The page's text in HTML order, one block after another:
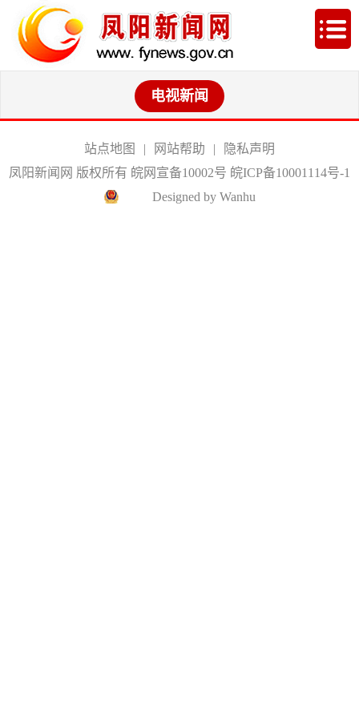
电视新闻
站点地图 | 网站帮助 |
隐私声明
凤阳新闻网 版权所有 皖网宣备10002号 皖ICP备10001114号-1
Designed by Wanhu